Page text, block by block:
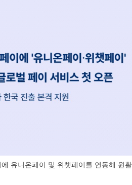
유니온페이 및 위챗페이를 연동해 원